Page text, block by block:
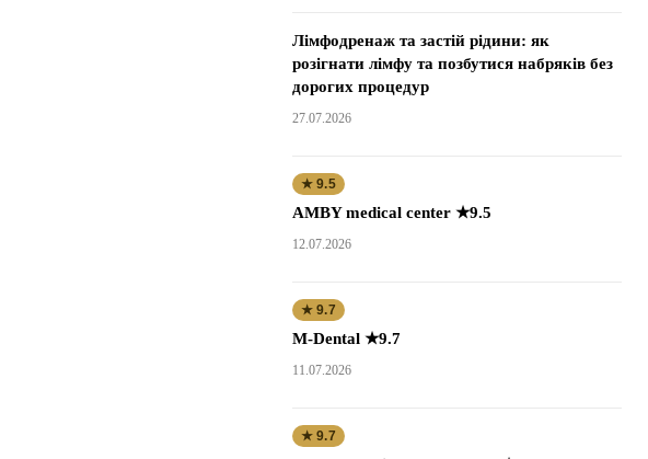
Лімфодренаж та застій рідини: як
розігнати лімфу та позбутися набряків без
дорогих процедур
27.07.2026
★ 9.5
AMBY medical center ★9.5
12.07.2026
★ 9.7
M-Dental ★9.7
11.07.2026
★ 9.7